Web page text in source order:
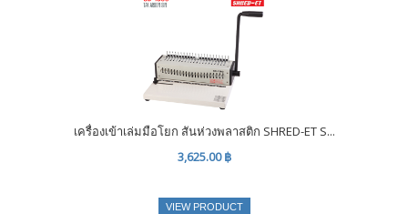
เครื่องเข้าเล่มมือโยก สันห่วงพลาสติก SHRED-ET S...
3,625.00 ฿
VIEW PRODUCT